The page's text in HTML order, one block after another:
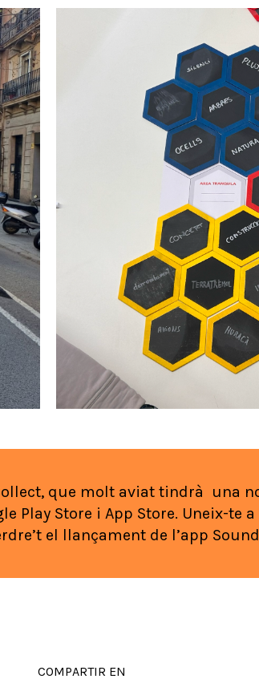
que molt aviat tindrà una
Play Store i App Store. Uneix-te
el llançament de l’app
COMPARTIR EN